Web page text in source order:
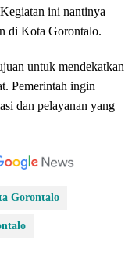
ini nantinya
di Kota Gorontalo.
untuk mendekatkan
Pemerintah ingin
dan pelayanan yang
Gorontalo